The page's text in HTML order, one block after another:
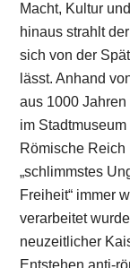
Macht, Kultur
hinaus strahlt
sich von der
lässt. Anhand
aus 1000
im
Römische
„schlimmstes
Freiheit“ immer
verarbeitet
neuzeitlicher